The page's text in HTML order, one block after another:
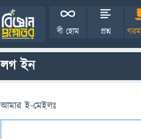
বী হোম প্রশ্ন
লগ ইন
আমার ই-মেইলঃ